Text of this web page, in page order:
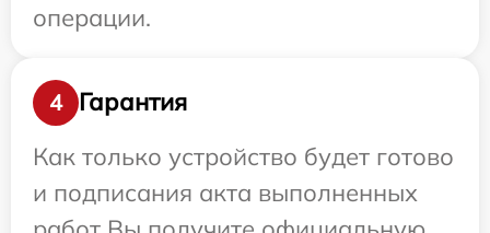
операции.
4
Гарантия
Как только устройство будет готово
и подписания акта выполненных